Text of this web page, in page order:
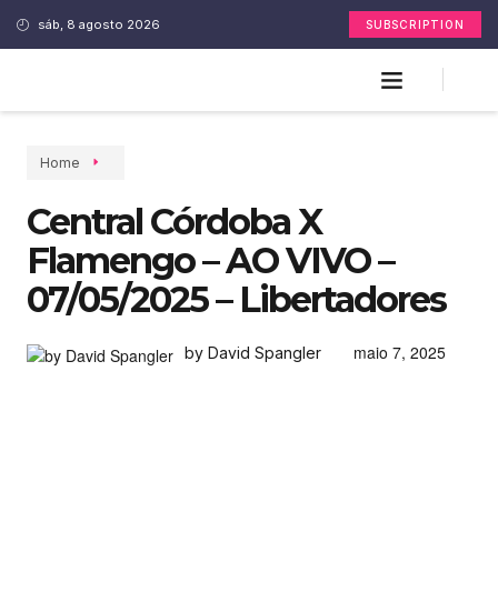
sáb, 8 agosto 2026 SUBSCRIPTION
Home
Central Córdoba X
Flamengo – AO VIVO –
07/05/2025 – Libertadores
by David Spangler maio 7, 2025